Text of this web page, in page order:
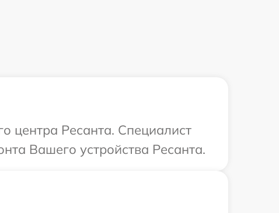
центра Ресанта. Специалист
Вашего устройства Ресанта.